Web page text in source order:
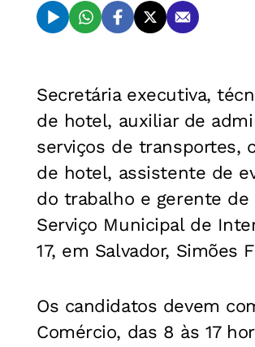
Secretária executiva,
de hotel, auxiliar de
serviços de transportes,
de hotel, assistente de
do trabalho e gerente de
Serviço Municipal de
17, em Salvador, Simões
Os candidatos devem
Comércio, das 8 às 17